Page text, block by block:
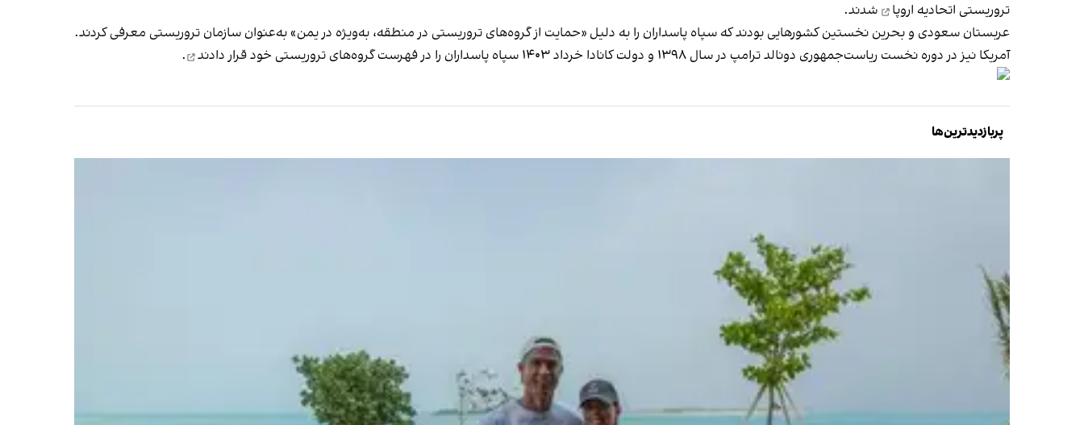
تروریستی اتحادیه اروپا
شدند.
عربستان سعودی و بحرین نخستین کشورهایی بودند که سپاه پاسداران را به دلیل «حمایت از گروه‌های تروریستی در منطقه، به‌ویژه در یمن» به‌عنوان سازمان تروریستی معرفی کردند.
آمریکا نیز در دوره نخست ریاست‌جمهوری دونالد ترامپ در سال ۱۳۹۸ و دولت کانادا خرداد ۱۴۰۳ سپاه پاسداران را در فهرست گروه‌های تروریستی خود
قرار دادند .
پربازدیدترین‌ها